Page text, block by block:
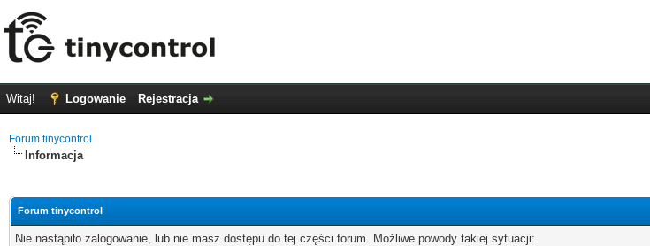
Witaj! Logowanie Rejestracja
Forum tinycontrol
Informacja
Forum tinycontrol
Nie nastąpiło zalogowanie, lub nie masz dostępu do tej części forum. Możliwe powody takiej sytuacji: